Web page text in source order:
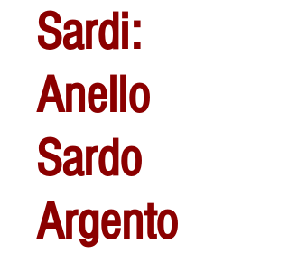
Sardi:
Anello
Sardo
Argento